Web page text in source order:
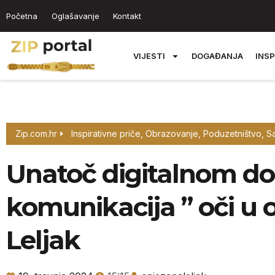
Početna Oglašavanje Kontakt
VIJESTI DOGAĐANJA
Zip.com.hr Inspirativne priče Obrazovanje Poduzetništvo
Unatoč digitalnom
komunikacija ” oči u
Leljak